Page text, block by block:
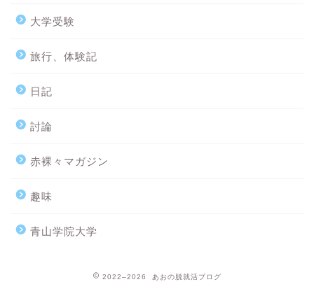
大学受験
旅行、体験記
日記
討論
赤裸々マガジン
趣味
青山学院大学
2022–2026 あおの脱就活ブログ